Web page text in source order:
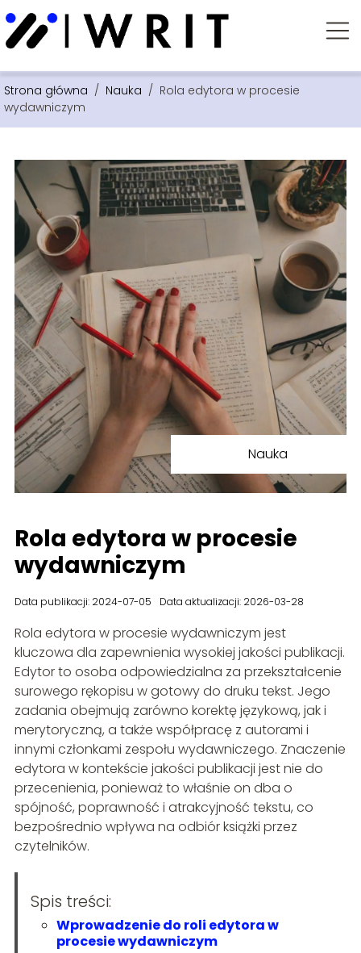
Strona główna / Nauka / Rola edytora w procesie
wydawniczym
Nauka
Rola edytora w procesie
wydawniczym
Data publikacji: 2024-07-05 Data aktualizacji: 2026-03-28
Rola edytora w procesie wydawniczym jest
kluczowa dla zapewnienia wysokiej jakości publikacji.
Edytor to osoba odpowiedzialna za przekształcenie
surowego rękopisu w gotowy do druku tekst. Jego
zadania obejmują zarówno korektę językową, jak i
merytoryczną, a także współpracę z autorami i
innymi członkami zespołu wydawniczego. Znaczenie
edytora w kontekście jakości publikacji jest nie do
przecenienia, ponieważ to właśnie on dba o
spójność, poprawność i atrakcyjność tekstu, co
bezpośrednio wpływa na odbiór książki przez
czytelników.
Spis treści:
Wprowadzenie do roli edytora w
procesie wydawniczym